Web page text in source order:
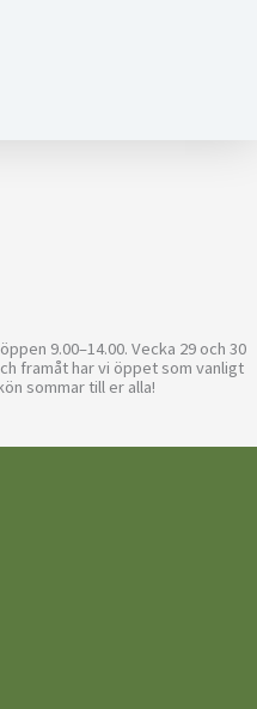
9.00–14.00. Vecka 29 och 30
framåt har vi öppet som vanligt
sommar till er alla!